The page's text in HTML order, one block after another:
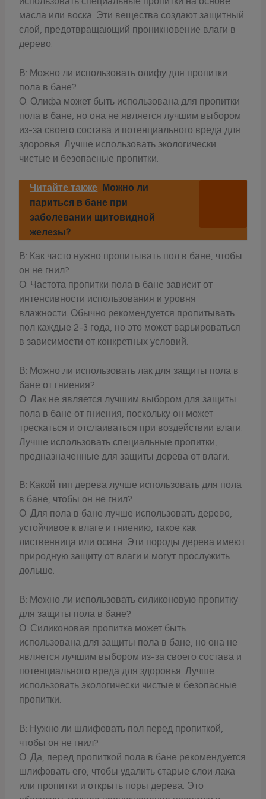
масла или воска. Эти вещества создают защитный
слой, предотвращающий проникновение влаги в
дерево.
В: Можно ли использовать олифу для пропитки
пола в бане?
О: Олифа может быть использована для пропитки
пола в бане, но она не является лучшим выбором
из-за своего состава и потенциального вреда для
здоровья. Лучше использовать экологически
чистые и безопасные пропитки.
Читайте также Можно ли
париться в бане при
заболевании щитовидной
железы?
В: Как часто нужно пропитывать пол в бане, чтобы
он не гнил?
О: Частота пропитки пола в бане зависит от
интенсивности использования и уровня
влажности. Обычно рекомендуется пропитывать
пол каждые 2-3 года, но это может варьироваться
в зависимости от конкретных условий.
В: Можно ли использовать лак для защиты пола в
бане от гниения?
О: Лак не является лучшим выбором для защиты
пола в бане от гниения, поскольку он может
трескаться и отслаиваться при воздействии влаги.
Лучше использовать специальные пропитки,
предназначенные для защиты дерева от влаги.
В: Какой тип дерева лучше использовать для пола
в бане, чтобы он не гнил?
О: Для пола в бане лучше использовать дерево,
устойчивое к влаге и гниению, такое как
лиственница или осина. Эти породы дерева имеют
природную защиту от влаги и могут прослужить
дольше.
В: Можно ли использовать силиконовую пропитку
для защиты пола в бане?
О: Силиконовая пропитка может быть
использована для защиты пола в бане, но она не
является лучшим выбором из-за своего состава и
потенциального вреда для здоровья. Лучше
использовать экологически чистые и безопасные
пропитки.
В: Нужно ли шлифовать пол перед пропиткой,
чтобы он не гнил?
О: Да, перед пропиткой пола в бане рекомендуется
шлифовать его, чтобы удалить старые слои лака
или пропитки и открыть поры дерева. Это